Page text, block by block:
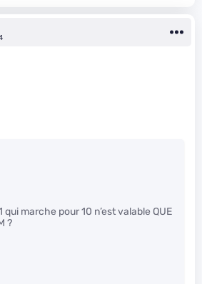
qui marche pour 10 n’est valable QUE
?